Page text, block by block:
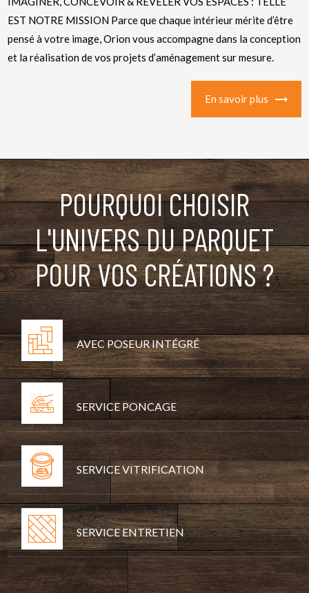
EST NOTRE MISSION Parce que chaque intérieur mérite d’être
pensé à votre image, Orion vous accompagne dans la conception
et la réalisation de vos projets d’aménagement sur mesure.
En savoir plus
POURQUOI CHOISIR
L'UNIVERS DU PARQUET
POUR VOS CRÉATIONS ?
AVEC POSEUR INTÉGRÉ
SERVICE PONCAGE
SERVICE VITRIFICATION
SERVICE ENTRETIEN